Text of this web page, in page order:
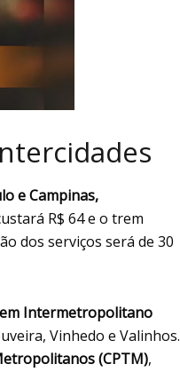
e Campinas,
R$ 64 e o trem
dos serviços será de 30
Intermetropolitano
Vinhedo e Valinhos.
(CPTM),